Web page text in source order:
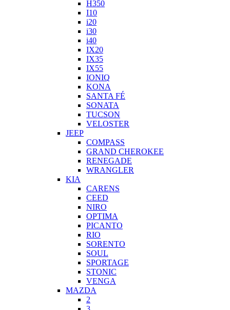
H350
I10
i20
i30
i40
IX20
IX35
IX55
IONIQ
KONA
SANTA FÉ
SONATA
TUCSON
VELOSTER
JEEP
COMPASS
GRAND CHEROKEE
RENEGADE
WRANGLER
KIA
CARENS
CEED
NIRO
OPTIMA
PICANTO
RIO
SORENTO
SOUL
SPORTAGE
STONIC
VENGA
MAZDA
2